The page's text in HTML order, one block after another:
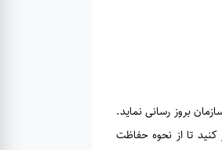
بروز رسانی نماید.
کنید تا از نحوه حفاظت